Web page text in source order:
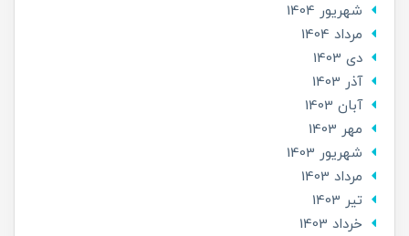
شهریور 1404
مرداد 1404
دی 1403
آذر 1403
آبان 1403
مهر 1403
شهریور 1403
مرداد 1403
تير 1403
خرداد 1403